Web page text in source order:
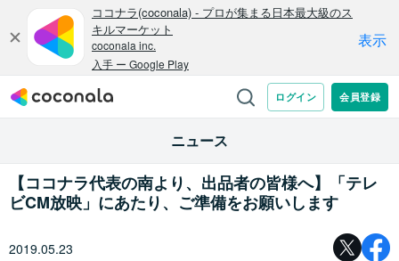
ニュース
【ココナラ代表の南より、出品者の皆様へ】「テレ
ビCM放映」にあたり、ご準備をお願いします
2019.05.23